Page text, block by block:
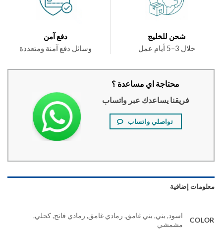
شحن للخليج
دفع آمن
وسائل دفع آمنة ومتعددة
محتاجة اي مساعدة ؟
فريقنا يساعدك عبر واتساب
تواصلي واتساب
إضافية
اسود, بني, بني غامق, رمادي غامق, رمادي فاتح, كحلي,
مشمشي